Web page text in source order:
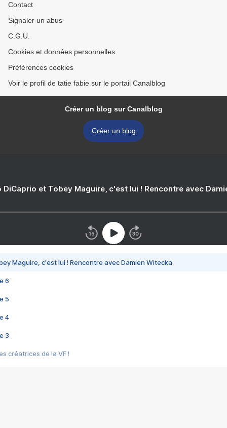
Contact
Signaler un abus
C.G.U.
Cookies et données personnelles
Préférences cookies
Voir le profil de tatie fabie sur le portail Canalblog
Créer un blog sur Canalblog
Créer un blog
DiCaprio et Tobey Maguire, c'est lui ! Rencontre avec
Maguire, c'est lui ! Rencontre avec Damien Witecka
6
5
4
3
créatrices de la VF !